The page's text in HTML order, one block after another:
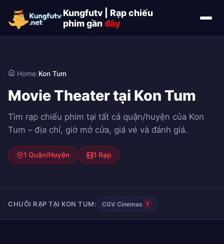
Kungfutv | Rạp chiếu
phim gầnđây
Home/Kon Tum
Movie Theater tại Kon Tum
Tìm rạp chiếu phim tại tất cả quận/huyện của Kon
Tum – địa chỉ, giờ mở cửa, giá vé và đánh giá.
1 Quận/Huyện 1 Rạp
CHUỖI RẠP TẠI KON TUM: CGV Cinemas 1